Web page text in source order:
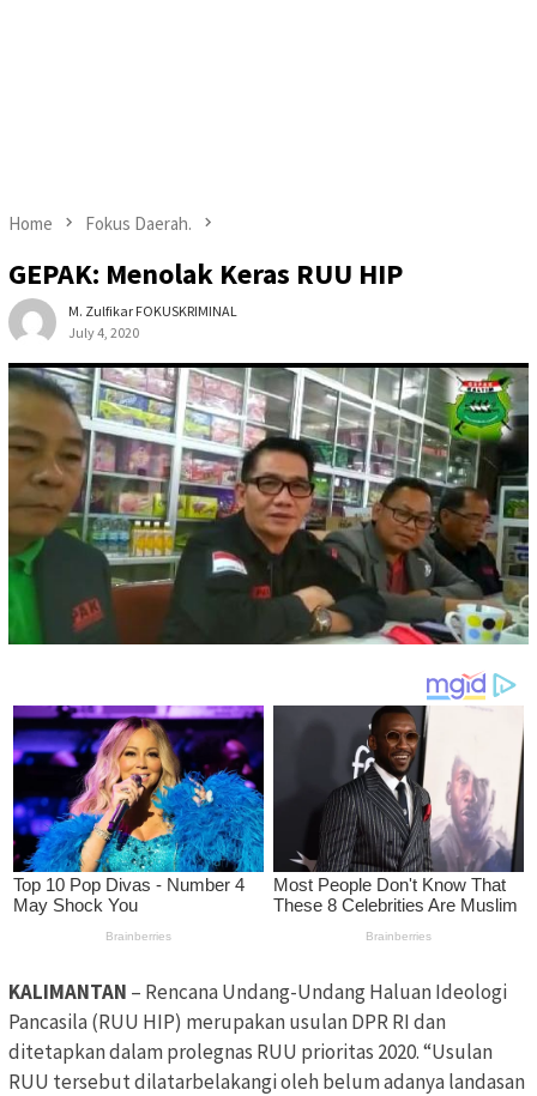
Home Fokus Daerah.
GEPAK: Menolak Keras RUU HIP
M. Zulfikar FOKUSKRIMINAL
July 4, 2020
KALIMANTAN – Rencana Undang-Undang Haluan Ideologi
Pancasila (RUU HIP) merupakan usulan DPR RI dan
ditetapkan dalam prolegnas RUU prioritas 2020. “Usulan
RUU tersebut dilatarbelakangi oleh belum adanya landasan